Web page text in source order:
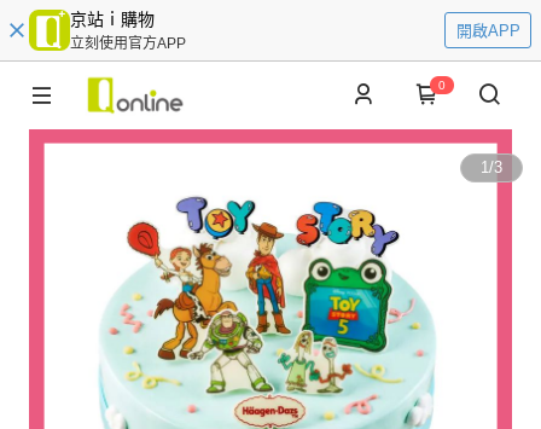
京站ｉ購物
立刻使用官方APP
開啟APP
0
1/3